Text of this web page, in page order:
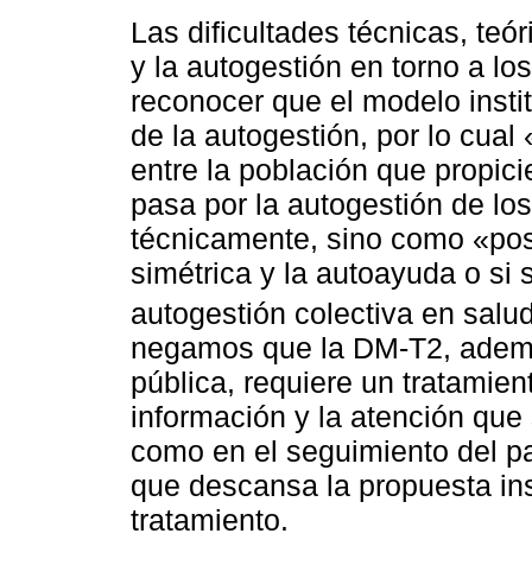
Las dificultades técnicas,
y la autogestión en torno a
reconocer que el modelo
de la autogestión, por lo cual
entre la población que
pasa por la autogestión de
técnicamente, sino como
simétrica y la autoayuda o si
autogestión colectiva en
negamos que la DM-T2,
pública, requiere un
información y la atención
como en el seguimiento del
que descansa la propuesta
tratamiento.